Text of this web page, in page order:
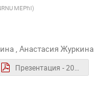
MEPhI)
, Анастасия Журкина
Презентация - 2024.06 - Журкина А.О.pdf